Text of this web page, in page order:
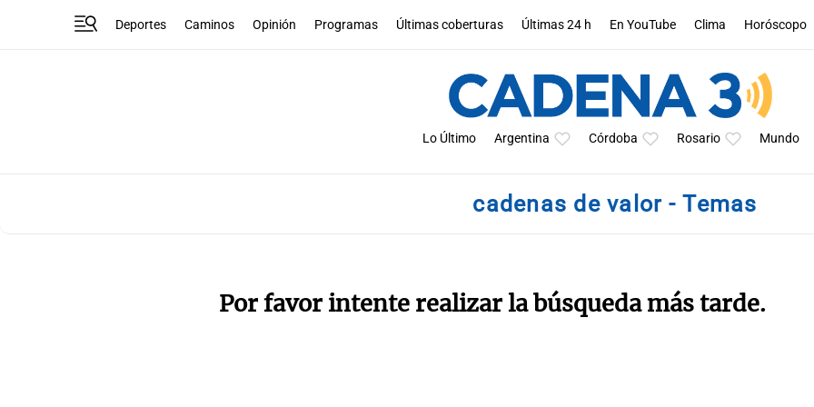
Deportes Caminos Opinión Programas Últimas coberturas Últimas 24 h En YouTube Clima Horóscopo
Lo Último Argentina Córdoba Rosario Mundo
cadenas de valor - Temas
Por favor intente realizar la búsqueda más tarde.